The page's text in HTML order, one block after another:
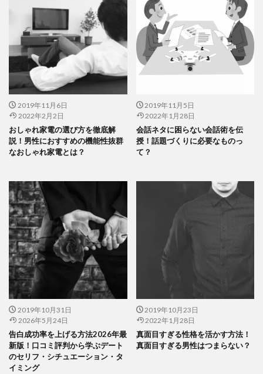
2019年11月6日
2022年2月2日
おしゃれ家電の選び方を徹底解
説！男性におすすめの機能性抜群
なおしゃれ家電とは？
2019年11月5日
2022年1月28日
会話ネタに困らない会話術を伝
授！話題づくりに必要なものっ
て？
2019年10月31日
2026年5月24日
告白成功率を上げる方法2026年最
新版！口コミ評判から学ぶデート
のセリフ・シチュエーション・タ
イミング
2019年10月23日
2022年1月28日
真面目すぎる性格を活かす方法！
真面目すぎる男性はつまらない？